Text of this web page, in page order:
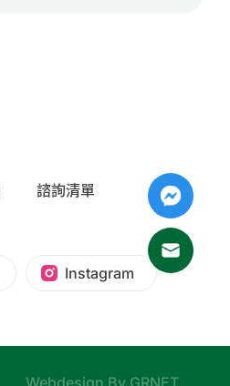
諮詢清單
Instagram
Webdesign By GRNET.